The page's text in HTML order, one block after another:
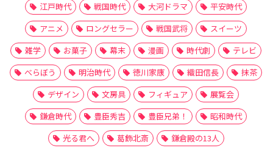
江戸時代 戦国時代 大河ドラマ
平安時代
アニメ
ロングセラー 戦国武将
スイーツ
雑学
お菓子 幕末 漫画 時代劇
テレビ
べらぼう
明治時代 徳川家康 織田信長
抹茶
デザイン
文房具 フィギュア
展覧会
鎌倉時代
豊臣秀吉 豊臣兄弟！
昭和時代
光る君へ
葛飾北斎 鎌倉殿の13人